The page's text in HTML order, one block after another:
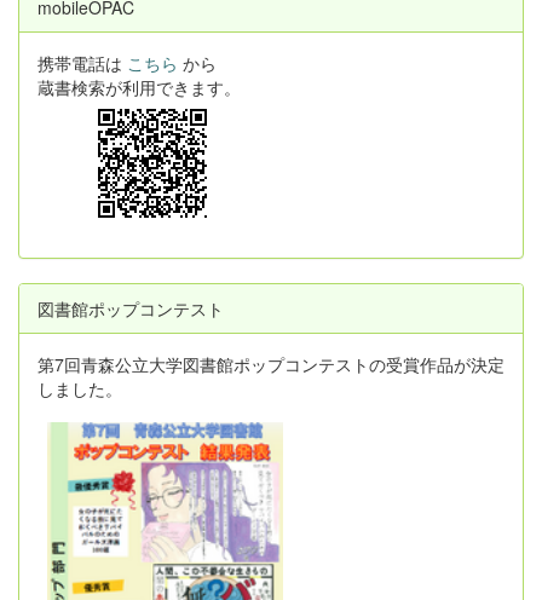
mobileOPAC
携帯電話は こちら から
蔵書検索が利用できます。
図書館ポップコンテスト
第7回青森公立大学図書館ポップコンテストの受賞作品が決定
しました。